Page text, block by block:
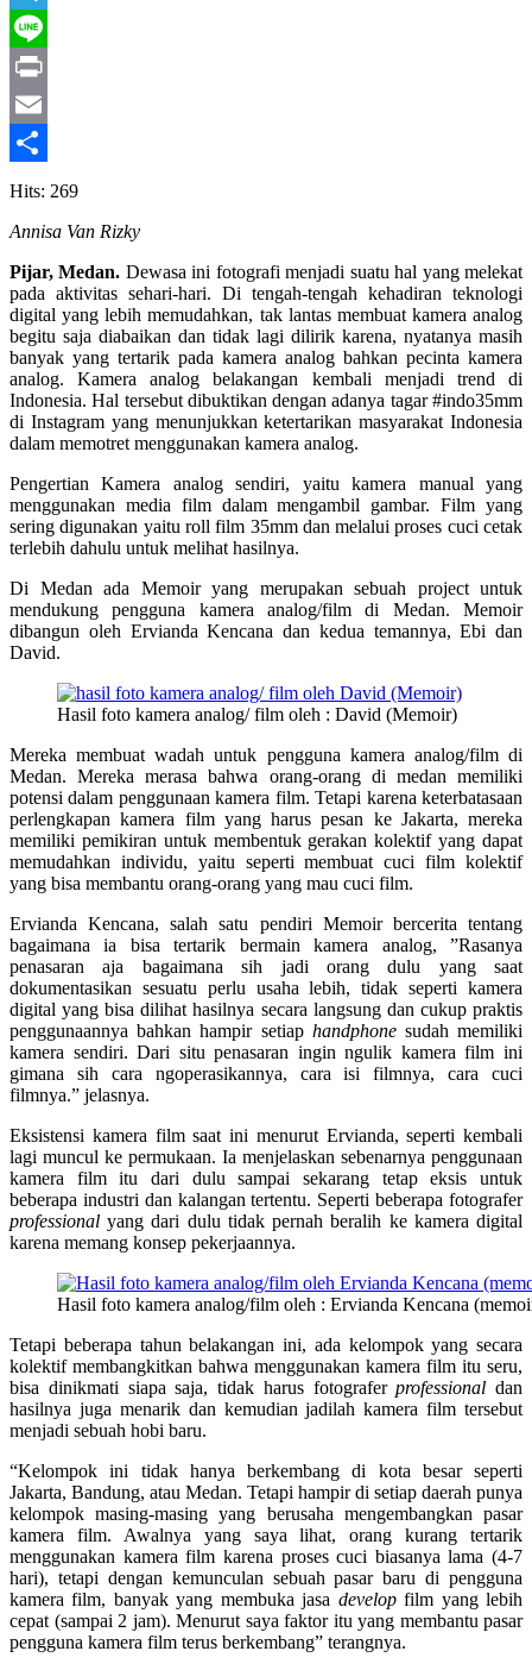
Telegram
Line
Print
Email
Share
Hits: 269
Annisa Van Rizky
Pijar, Medan. Dewasa ini fotografi menjadi suatu hal yang melekat
pada aktivitas sehari-hari. Di tengah-tengah kehadiran teknologi
digital yang lebih memudahkan, tak lantas membuat kamera analog
begitu saja diabaikan dan tidak lagi dilirik karena, nyatanya masih
banyak yang tertarik pada kamera analog bahkan pecinta kamera
analog. Kamera analog belakangan kembali menjadi trend di
Indonesia. Hal tersebut dibuktikan dengan adanya tagar #indo35mm
di Instagram yang menunjukkan ketertarikan masyarakat Indonesia
dalam memotret menggunakan kamera analog.
Pengertian Kamera analog sendiri, yaitu kamera manual yang
menggunakan media film dalam mengambil gambar. Film yang
sering digunakan yaitu roll film 35mm dan melalui proses cuci cetak
terlebih dahulu untuk melihat hasilnya.
Di Medan ada Memoir yang merupakan sebuah project untuk
mendukung pengguna kamera analog/film di Medan. Memoir
dibangun oleh Ervianda Kencana dan kedua temannya, Ebi dan
David.
Hasil foto kamera analog/ film oleh : David (Memoir)
Mereka membuat wadah untuk pengguna kamera analog/film di
Medan. Mereka merasa bahwa orang-orang di medan memiliki
potensi dalam penggunaan kamera film. Tetapi karena keterbatasaan
perlengkapan kamera film yang harus pesan ke Jakarta, mereka
memiliki pemikiran untuk membentuk gerakan kolektif yang dapat
memudahkan individu, yaitu seperti membuat cuci film kolektif
yang bisa membantu orang-orang yang mau cuci film.
Ervianda Kencana, salah satu pendiri Memoir bercerita tentang
bagaimana ia bisa tertarik bermain kamera analog, ”Rasanya
penasaran aja bagaimana sih jadi orang dulu yang saat
dokumentasikan sesuatu perlu usaha lebih, tidak seperti kamera
digital yang bisa dilihat hasilnya secara langsung dan cukup praktis
penggunaannya bahkan hampir setiap handphonesudah memiliki
kamera sendiri. Dari situ penasaran ingin ngulik kamera film ini
gimana sih cara ngoperasikannya, cara isi filmnya, cara cuci
filmnya.” jelasnya.
Eksistensi kamera film saat ini menurut Ervianda, seperti kembali
lagi muncul ke permukaan. Ia menjelaskan sebenarnya penggunaan
kamera film itu dari dulu sampai sekarang tetap eksis untuk
beberapa industri dan kalangan tertentu. Seperti beberapa fotografer
professional yang dari dulu tidak pernah beralih ke kamera digital
karena memang konsep pekerjaannya.
Hasil foto kamera analog/film oleh : Ervianda Kencana
Tetapi beberapa tahun belakangan ini, ada kelompok yang secara
kolektif membangkitkan bahwa menggunakan kamera film itu seru,
bisa dinikmati siapa saja, tidak harus fotograferprofessional dan
hasilnya juga menarik dan kemudian jadilah kamera film tersebut
menjadi sebuah hobi baru.
“Kelompok ini tidak hanya berkembang di kota besar seperti
Jakarta, Bandung, atau Medan. Tetapi hampir di setiap daerah punya
kelompok masing-masing yang berusaha mengembangkan pasar
kamera film. Awalnya yang saya lihat, orang kurang tertarik
menggunakan kamera film karena proses cuci biasanya lama (4-7
hari), tetapi dengan kemunculan sebuah pasar baru di pengguna
kamera film, banyak yang membuka jasa developfilm yang lebih
cepat (sampai 2 jam). Menurut saya faktor itu yang membantu pasar
pengguna kamera film terus berkembang” terangnya.